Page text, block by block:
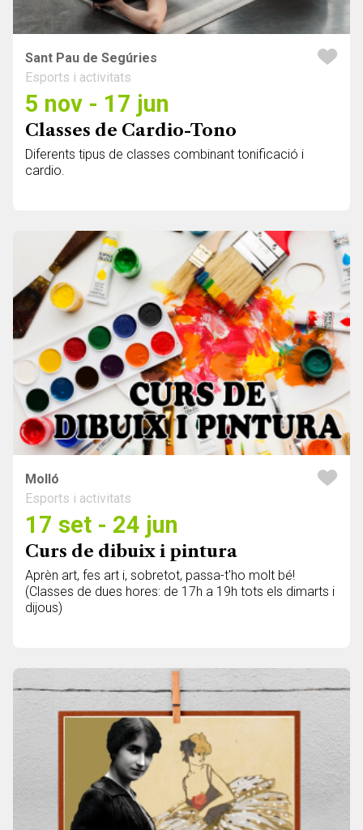
Sant Pau de Segúries
Esports i activitats
5 nov - 17 jun
Classes de Cardio-Tono
Diferents tipus de classes combinant tonificació i
cardio.
Molló
Esports i activitats
17 set - 24 jun
Curs de dibuix i pintura
Aprèn art, fes art i, sobretot, passa-t'ho molt bé!
(Classes de dues hores: de 17h a 19h tots els dimarts i
dijous)